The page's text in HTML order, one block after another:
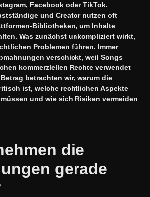
Facebook oder TikTok.
und Creator nutzen oft
Bibliotheken, um Inhalte
Was zunächst unkompliziert wirkt,
Problemen führen. Immer
verschickt, weil Songs
kommerziellen Rechte verwendet
betrachten wir, warum die
ist, welche rechtlichen Aspekte
und wie sich Risiken vermeiden
die
gerade